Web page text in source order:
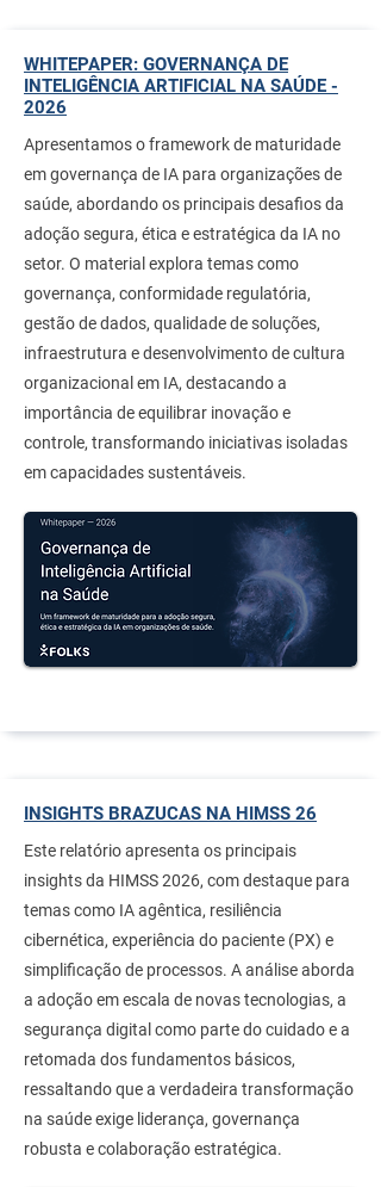
WHITEPAPER: GOVERNANÇA DE
INTELIGÊNCIA ARTIFICIAL NA SAÚDE -
2026
Apresentamos o framework de maturidade
em governança de IA para organizações de
saúde, abordando os principais desafios da
adoção segura, ética e estratégica da IA no
setor. O material explora temas como
governança, conformidade regulatória,
gestão de dados, qualidade de soluções,
infraestrutura e desenvolvimento de cultura
organizacional em IA, destacando a
importância de equilibrar inovação e
controle, transformando iniciativas isoladas
em capacidades sustentáveis.
INSIGHTS BRAZUCAS NA HIMSS 26
Este relatório apresenta os principais
insights da HIMSS 2026, com destaque para
temas como IA agêntica, resiliência
cibernética, experiência do paciente (PX) e
simplificação de processos. A análise aborda
a adoção em escala de novas tecnologias, a
segurança digital como parte do cuidado e a
retomada dos fundamentos básicos,
ressaltando que a verdadeira transformação
na saúde exige liderança, governança
robusta e colaboração estratégica.